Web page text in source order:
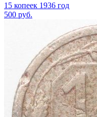
15 копеек 1936 год
500 руб.